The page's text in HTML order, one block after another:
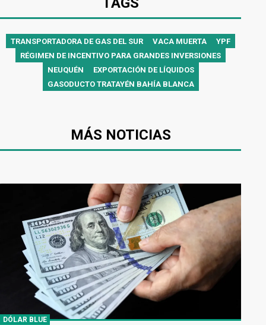
TRANSPORTADORA DE GAS DEL SUR VACA MUERTA
YPF
RÉGIMEN DE INCENTIVO PARA GRANDES INVERSIONES
NEUQUÉN
EXPORTACIÓN DE LÍQUIDOS
GASODUCTO TRATAYÉN BAHÍA BLANCA
MÁS NOTICIAS
DÓLAR BLUE